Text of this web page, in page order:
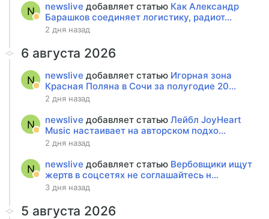
N newslive добавляет статью Как Александр
Барашков соединяет логистику, радиот...
2 дня назад
6 августа 2026
N newslive добавляет статью Игорная зона
Красная Поляна в Сочи за полугодие 20...
2 дня назад
N newslive добавляет статью Лейбл JoyHeart
Music настаивает на авторском подхо...
2 дня назад
N newslive добавляет статью Вербовщики ищут
жертв в соцсетях не соглашайтесь н...
3 дня назад
5 августа 2026